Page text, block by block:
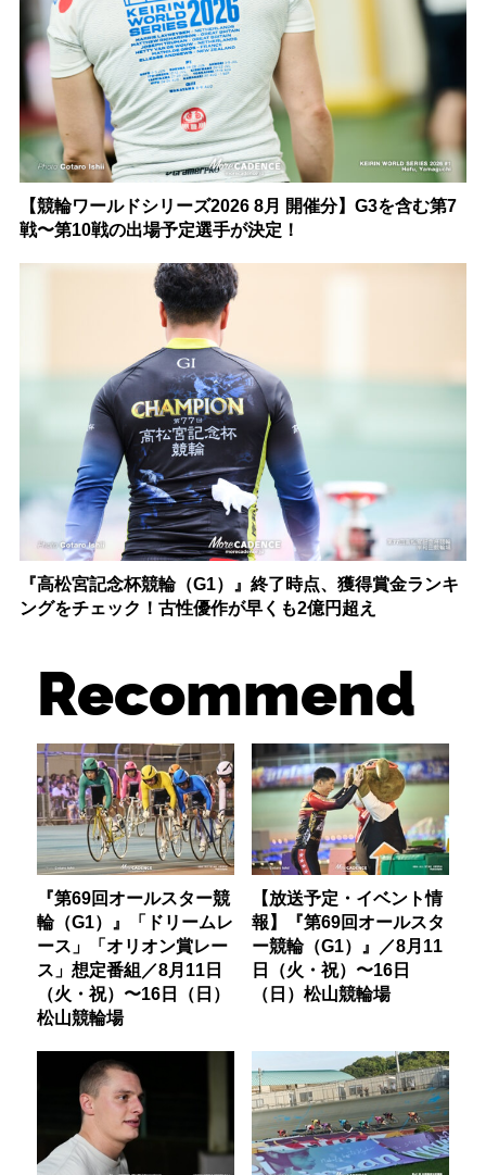
【競輪ワールドシリーズ2026 8月 開催分】G3を含む第7
戦〜第10戦の出場予定選手が決定！
『高松宮記念杯競輪（G1）』終了時点、獲得賞金ランキ
ングをチェック！古性優作が早くも2億円超え
Recommend
『第69回オールスター競
輪（G1）』「ドリームレ
ース」「オリオン賞レー
ス」想定番組／8月11日
（火・祝）〜16日（日）
松山競輪場
【放送予定・イベント情
報】『第69回オールスタ
ー競輪（G1）』／8月11
日（火・祝）〜16日
（日）松山競輪場